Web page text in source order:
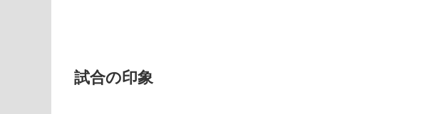
試合の印象